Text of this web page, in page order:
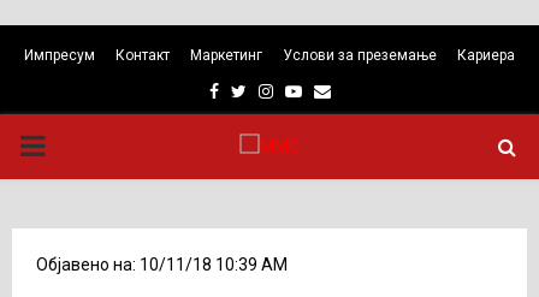
Импресум Контакт Маркетинг Услови за преземање Кариера
Facebook
TwitterInstagram
Youtube
Email
PRIMARY
Објавено на: 10/11/18 10:39 AM